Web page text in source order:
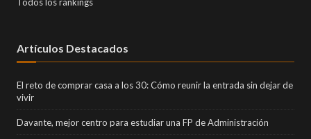
Artículos Destacados
El reto de comprar casa a los 30: Cómo reunir la entrada sin dejar de
vivir
Davante, mejor centro para estudiar una FP de Administración